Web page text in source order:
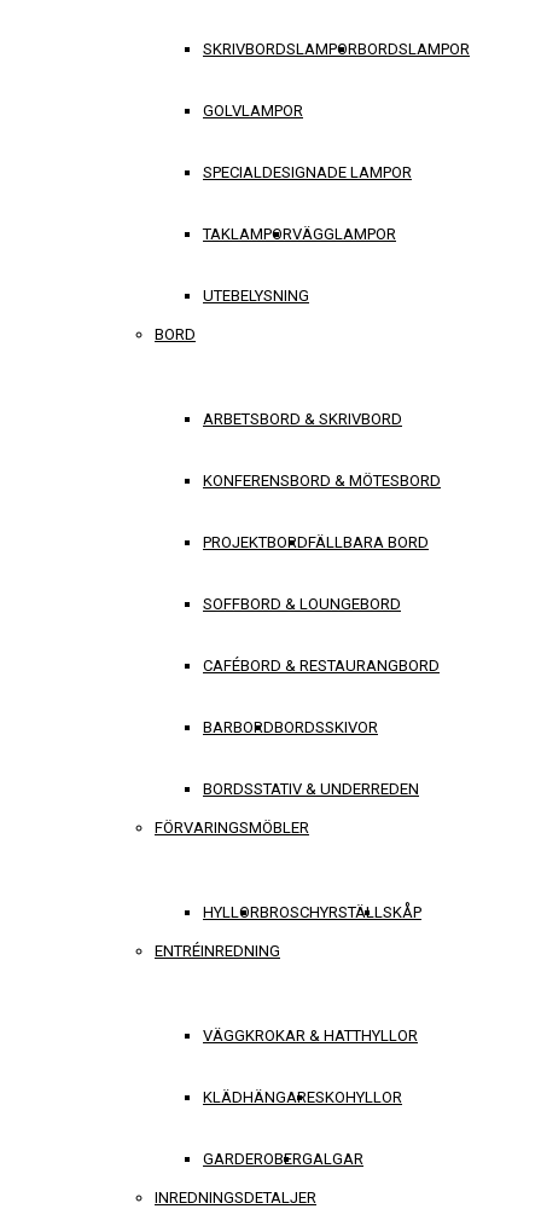
SKRIVBORDSLAMPORBORDSLAMPOR
GOLVLAMPOR
SPECIALDESIGNADE LAMPOR
TAKLAMPORVÄGGLAMPOR
UTEBELYSNING
BORD
ARBETSBORD & SKRIVBORD
KONFERENSBORD & MÖTESBORD
PROJEKTBORDFÄLLBARA BORD
SOFFBORD & LOUNGEBORD
CAFÉBORD & RESTAURANGBORD
BARBORDBORDSSKIVOR
BORDSSTATIV & UNDERREDEN
FÖRVARINGSMÖBLER
HYLLORBROSCHYRSTÄLLSKÅP
ENTRÉINREDNING
VÄGGKROKAR & HATTHYLLOR
KLÄDHÄNGARESKOHYLLOR
GARDEROBERGALGAR
INREDNINGSDETALJER